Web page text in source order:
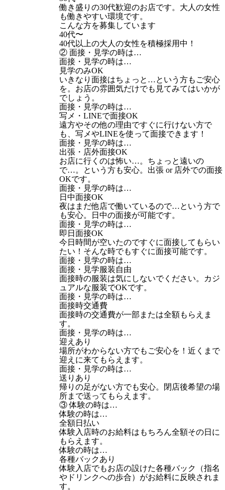
働き盛りの30代歓迎のお店です。大人の女性
も働きやすい環境です。
こんな方を募集しています
40代〜
40代以上の大人の女性を積極採用中！
② 面接・見学の時は…
面接・見学の時は…
見学のみOK
いきなり面接はちょっと…という方もご安心
を。お店の雰囲気だけでも見てみてはいかが
でしょう。
面接・見学の時は…
写メ・LINEで面接OK
遠方やその他の理由ですぐに行けない方で
も、写メやLINEを使って面接できます！
面接・見学の時は…
出張・店外面接OK
お店に行くのは怖い…。ちょっと遠いの
で…。という方も安心。出張 or 店外での面接
OKです。
面接・見学の時は…
日中面接OK
夜はまだ他店で働いているので…という方で
も安心。日中の面接が可能です。
面接・見学の時は…
即日面接OK
今日時間が空いたのですぐに面接してもらい
たい！そんな時でもすぐに面接可能です。
面接・見学の時は…
面接・見学服装自由
面接時の服装は気にしないでください。カジ
ュアルな服装でOKです。
面接・見学の時は…
面接時交通費
面接時の交通費が一部または全額もらえま
す。
面接・見学の時は…
迎えあり
場所がわからない方でもご安心を！近くまで
迎えに来てもらえます。
面接・見学の時は…
送りあり
帰りの足がない方でも安心。閉店後希望の場
所まで送ってもらえます。
③ 体験の時は…
体験の時は…
全額日払い
体験入店時のお給料はもちろん全額その日に
もらえます。
体験の時は…
各種バックあり
体験入店でもお店の設けた各種バック（指名
やドリンクへの歩合）がお給料に反映されま
す。